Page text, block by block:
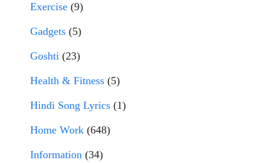
Exercise (9)
Gadgets (5)
Goshti (23)
Health & Fitness (5)
Hindi Song Lyrics (1)
Home Work (648)
Information (34)